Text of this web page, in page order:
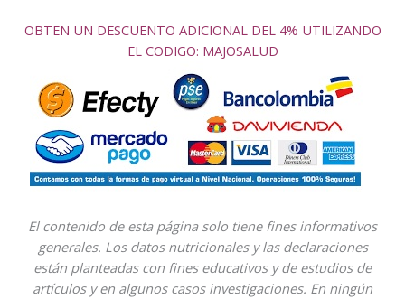
OBTEN UN DESCUENTO ADICIONAL DEL 4% UTILIZANDO
EL CODIGO: MAJOSALUD
El contenido de esta página solo tiene fines informativos
generales. Los datos nutricionales y las declaraciones
están planteadas con fines educativos y de estudios de
artículos y en algunos casos investigaciones. En ningún